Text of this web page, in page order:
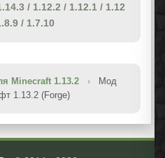
/ 1.12.2 / 1.12.1 / 1.12
/ 1.7.10
Minecraft 1.13.2 ›
Мод
1.13.2 (Forge)